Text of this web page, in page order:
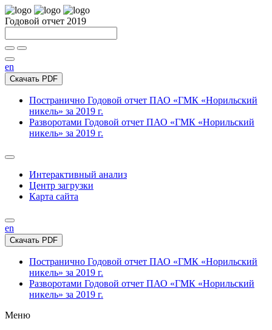
Годовой отчет 2019
en
Скачать PDF
Постранично Годовой отчет ПАО «ГМК «Норильский
никель» за 2019 г.
Разворотами Годовой отчет ПАО «ГМК «Норильский
никель» за 2019 г.
Интерактивный анализ
Центр загрузки
Карта сайта
en
Скачать PDF
Постранично Годовой отчет ПАО «ГМК «Норильский
никель» за 2019 г.
Разворотами Годовой отчет ПАО «ГМК «Норильский
никель» за 2019 г.
Меню